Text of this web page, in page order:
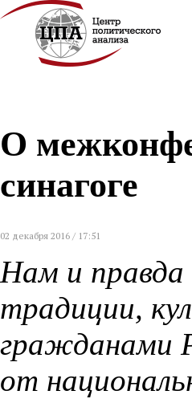
О
синагоге
02 декабря 2016 / 17:51
Нам и правда
традиции,
гражданами
от